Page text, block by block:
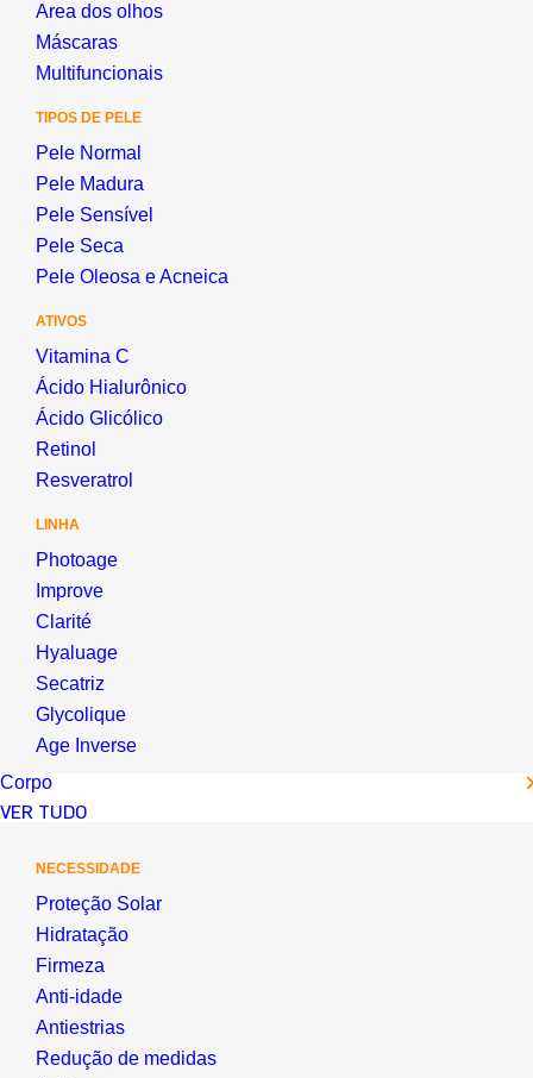
Area dos olhos
Máscaras
Multifuncionais
TIPOS DE PELE
Pele Normal
Pele Madura
Pele Sensível
Pele Seca
Pele Oleosa e Acneica
ATIVOS
Vitamina C
Ácido Hialurônico
Ácido Glicólico
Retinol
Resveratrol
LINHA
Photoage
Improve
Clarité
Hyaluage
Secatriz
Glycolique
Age Inverse
Corpo
VER TUDO
NECESSIDADE
Proteção Solar
Hidratação
Firmeza
Anti-idade
Antiestrias
Redução de medidas